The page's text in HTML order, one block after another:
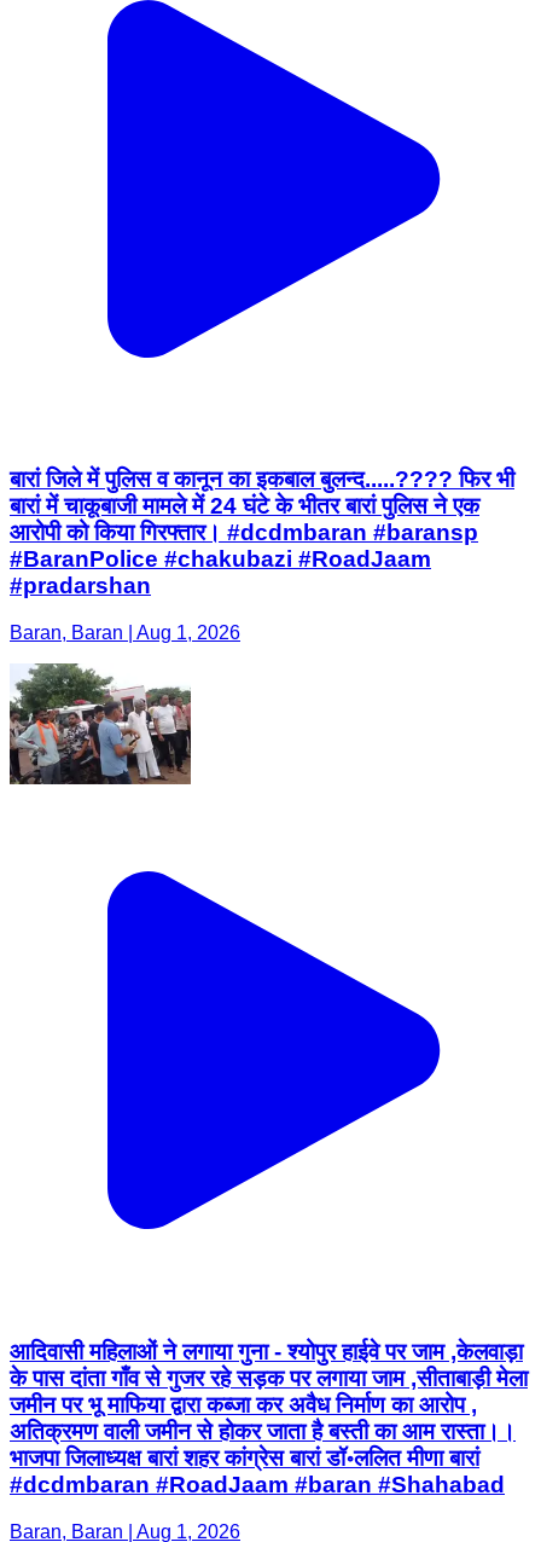
बारां जिले में पुलिस व कानून का इकबाल बुलन्द.....???? फिर भी
बारां में चाकूबाजी मामले में 24 घंटे के भीतर बारां पुलिस ने एक
आरोपी को किया गिरफ्तार। #dcdmbaran #baransp
#BaranPolice #chakubazi #RoadJaam
#pradarshan
Baran, Baran | Aug 1, 2026
आदिवासी महिलाओं ने लगाया गुना - श्योपुर हाईवे पर जाम ,केलवाड़ा
के पास दांता गाँव से गुजर रहे सड़क पर लगाया जाम ,सीताबाड़ी मेला
जमीन पर भू माफिया द्वारा कब्जा कर अवैध निर्माण का आरोप ,
अतिक्रमण वाली जमीन से होकर जाता है बस्ती का आम रास्ता।।
भाजपा जिलाध्यक्ष बारां शहर कांग्रेस बारां डॉ॰ललित मीणा बारां
#dcdmbaran #RoadJaam #baran #Shahabad
Baran, Baran | Aug 1, 2026